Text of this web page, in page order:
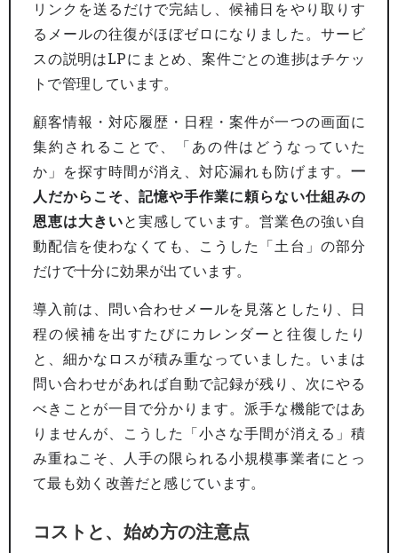
リンクを送るだけで完結し、候補日をやり取りす
るメールの往復がほぼゼロになりました。サービ
スの説明はLPにまとめ、案件ごとの進捗はチケッ
トで管理しています。
顧客情報・対応履歴・日程・案件が一つの画面に
集約されることで、「あの件はどうなっていた
か」を探す時間が消え、対応漏れも防げます。 一
人だからこそ、記憶や手作業に頼らない仕組みの
恩恵は大きいと実感しています。営業色の強い自
動配信を使わなくても、こうした「土台」の部分
だけで十分に効果が出ています。
導入前は、問い合わせメールを見落としたり、日
程の候補を出すたびにカレンダーと往復したり
と、細かなロスが積み重なっていました。いまは
問い合わせがあれば自動で記録が残り、次にやる
べきことが一目で分かります。派手な機能ではあ
りませんが、こうした「小さな手間が消える」積
み重ねこそ、人手の限られる小規模事業者にとっ
て最も効く改善だと感じています。
コストと、始め方の注意点